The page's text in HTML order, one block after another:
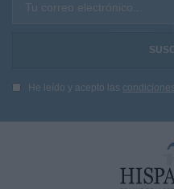
Tu correo electrónico...
He leído y acepto las